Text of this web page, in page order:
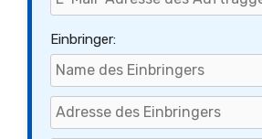
Einbringer: